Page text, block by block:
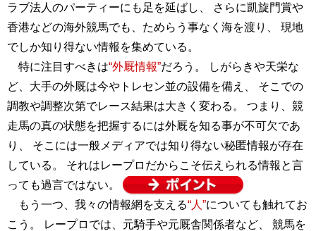
ラブ法人のパーティーにも足を延ばし、 さらに凱旋門賞や
香港などの海外競馬でも、ためらう事なく海を渡り、 現地
でしか知り得ない情報を集めている。
特に注目すべきは“外厩情報”だろう。 しがらきや天栄な
ど、大手の外厩は今やトレセン並の設備を備え、 そこでの
調教や調整次第でレース結果は大きく変わる。 つまり、競
走馬の真の状態を把握するには外厩を知る事が不可欠であ
り、 そこには一般メディアでは知り得ない秘匿情報が存在
している。 それはレープロだからこそ伝えられる情報と言
っても過言ではない。
もう一つ、我々の情報網を支える“人”についても触れてお
こう。 レープロでは、元騎手や元厩舎関係者など、 競馬を